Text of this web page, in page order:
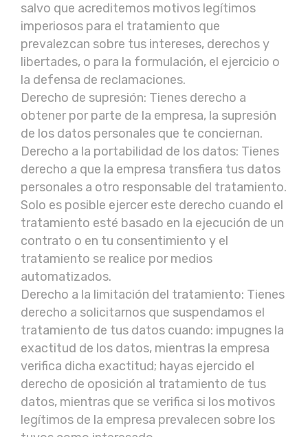
salvo que acreditemos motivos legítimos
imperiosos para el tratamiento que
prevalezcan sobre tus intereses, derechos y
libertades, o para la formulación, el ejercicio o
la defensa de reclamaciones.
Derecho de supresión: Tienes derecho a
obtener por parte de la empresa, la supresión
de los datos personales que te conciernan.
Derecho a la portabilidad de los datos: Tienes
derecho a que la empresa transfiera tus datos
personales a otro responsable del tratamiento.
Solo es posible ejercer este derecho cuando el
tratamiento esté basado en la ejecución de un
contrato o en tu consentimiento y el
tratamiento se realice por medios
automatizados.
Derecho a la limitación del tratamiento: Tienes
derecho a solicitarnos que suspendamos el
tratamiento de tus datos cuando: impugnes la
exactitud de los datos, mientras la empresa
verifica dicha exactitud; hayas ejercido el
derecho de oposición al tratamiento de tus
datos, mientras que se verifica si los motivos
legítimos de la empresa prevalecen sobre los